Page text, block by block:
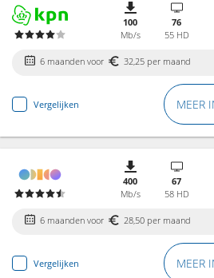
100
Mb/s
76
55 HD
6 maanden voor 32,25 per maand
Vergelijken MEER
400
Mb/s
67
58 HD
6 maanden voor 28,50 per maand
Vergelijken MEER